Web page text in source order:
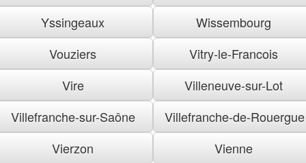
Yssingeaux
Wissembourg
Vouziers
Vitry-le-Francois
Vire
Villeneuve-sur-Lot
Villefranche-sur-Saône
Villefranche-de-Rouergue
Vierzon
Vienne